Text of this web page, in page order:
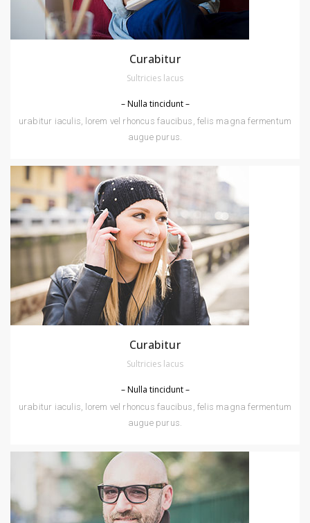
Curabitur
Sultricies lacus
– Nulla tincidunt –
urabitur iaculis, lorem vel rhoncus faucibus, felis magna fermentum
augue purus.
Curabitur
Sultricies lacus
– Nulla tincidunt –
urabitur iaculis, lorem vel rhoncus faucibus, felis magna fermentum
augue purus.